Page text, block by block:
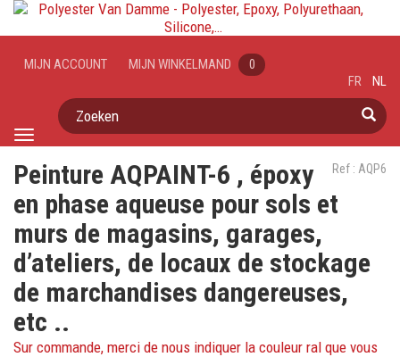
Toggle
MIJN ACCOUNT MIJN WINKELMAND 0
Zoeken
FR NL
Ref : AQP6
Peinture AQPAINT-6 , époxy
en phase aqueuse pour sols et
murs de magasins, garages,
d’ateliers, de locaux de stockage
de marchandises dangereuses,
etc ..
Sur commande, merci de nous indiquer la couleur ral que vous